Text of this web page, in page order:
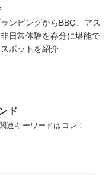
ンピングからBBQ、アス
日常体験を存分に堪能で
ポットを紹介
ド
連キーワードはコレ！